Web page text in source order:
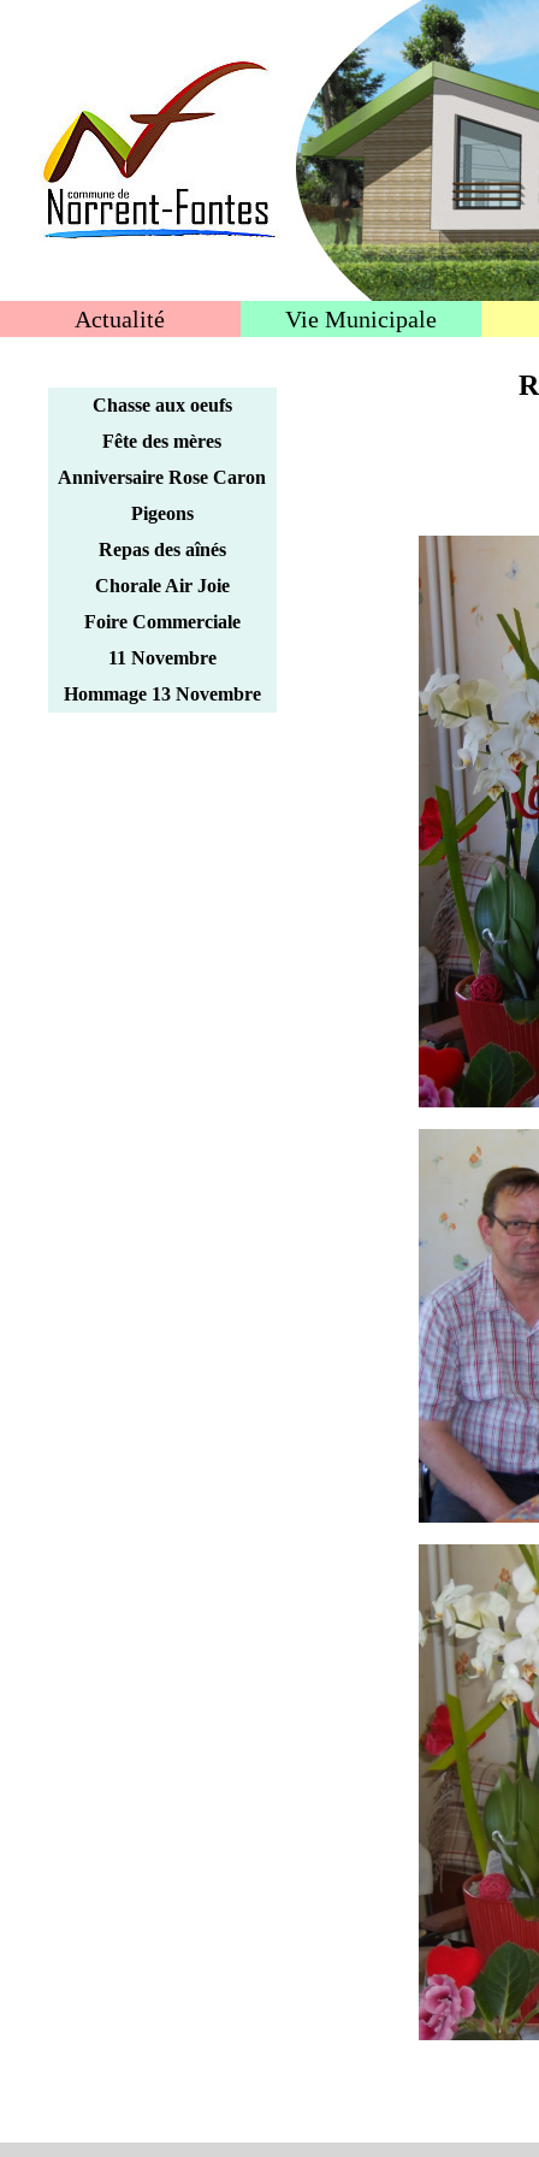
Actualité Vie Municipale
Chasse aux oeufs
Fête des mères
Anniversaire Rose Caron
Pigeons
Repas des aînés
Chorale Air Joie
Foire Commerciale
11 Novembre
Hommage 13 Novembre